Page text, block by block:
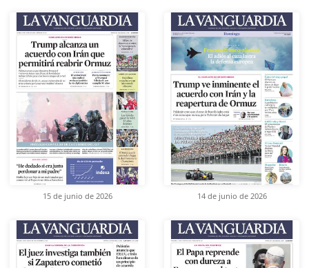
15 de junio de 2026 14 de junio de 2026